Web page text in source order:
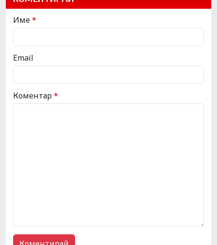
Име*
Email
Коментар*